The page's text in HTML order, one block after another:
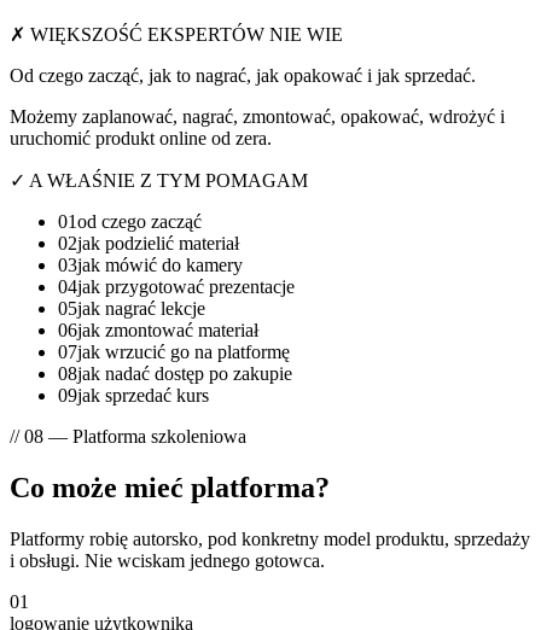
✗ WIĘKSZOŚĆ EKSPERTÓW NIE WIE
Od czego zacząć, jak to nagrać, jak opakować i jak sprzedać.
Możemy zaplanować, nagrać, zmontować, opakować, wdrożyć i
uruchomić produkt online od zera.
✓ A WŁAŚNIE Z TYM POMAGAM
01od czego zacząć
02jak podzielić materiał
03jak mówić do kamery
04jak przygotować prezentacje
05jak nagrać lekcje
06jak zmontować materiał
07jak wrzucić go na platformę
08jak nadać dostęp po zakupie
09jak sprzedać kurs
// 08 — Platforma szkoleniowa
Co może mieć platforma?
Platformy robię autorsko, pod konkretny model produktu, sprzedaży
i obsługi. Nie wciskam jednego gotowca.
01
logowanie użytkownika